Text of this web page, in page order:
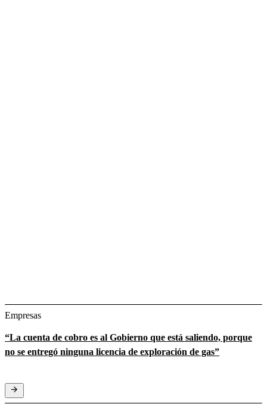
Empresas
“La cuenta de cobro es al Gobierno que está saliendo, porque
no se entregó ninguna licencia de exploración de gas”